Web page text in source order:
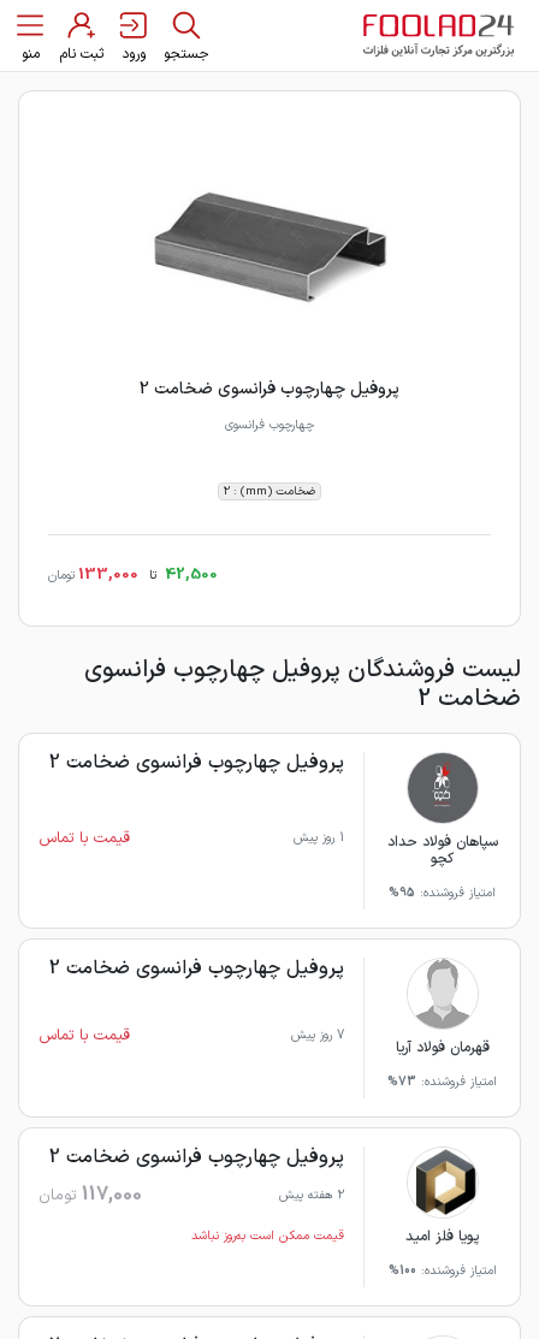
جستجو ورود ثبت نام منو
پروفیل چهارچوب فرانسوی ضخامت 2
چهارچوب فرانسوی
ضخامت (mm) : 2
42,500 تا 133,000 تومان
لیست فروشندگان پروفیل چهارچوب فرانسوی
ضخامت 2
سپاهان فولاد حداد
کچو
امتیاز فروشنده: 95%
پروفیل چهارچوب فرانسوی ضخامت 2
1 روز پیش قیمت با تماس
قهرمان فولاد آریا
امتیاز فروشنده: 73%
پروفیل چهارچوب فرانسوی ضخامت 2
7 روز پیش قیمت با تماس
پویا فلز امید
امتیاز فروشنده: 100%
پروفیل چهارچوب فرانسوی ضخامت 2
2 هفته پیش 117,000 تومان
قیمت ممکن است به‌روز نباشد